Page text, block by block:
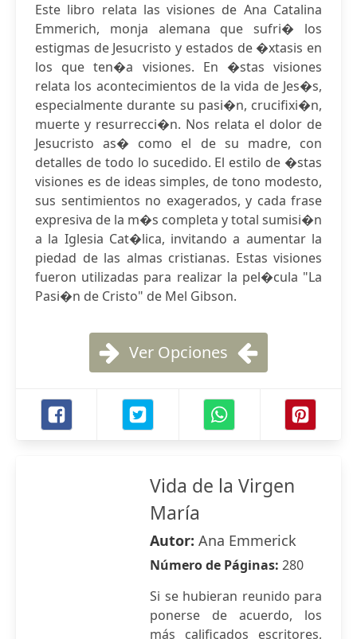
Este libro relata las visiones de Ana Catalina
Emmerich, monja alemana que sufri� los
estigmas de Jesucristo y estados de �xtasis en
los que ten�a visiones. En �stas visiones
relata los acontecimientos de la vida de Jes�s,
especialmente durante su pasi�n, crucifixi�n,
muerte y resurrecci�n. Nos relata el dolor de
Jesucristo as� como el de su madre, con
detalles de todo lo sucedido. El estilo de �stas
visiones es de ideas simples, de tono modesto,
sus sentimientos no exagerados, y cada frase
expresiva de la m�s completa y total sumisi�n
a la Iglesia Cat�lica, invitando a aumentar la
piedad de las almas cristianas. Estas visiones
fueron utilizadas para realizar la pel�cula "La
Pasi�n de Cristo" de Mel Gibson.
Ver Opciones
Vida de la Virgen
María
Autor: Ana Emmerick
Número de Páginas: 280
Si se hubieran reunido para
ponerse de acuerdo, los
más calificados escritores,